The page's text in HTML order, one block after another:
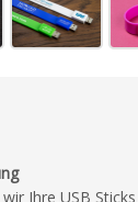
Ihre USB